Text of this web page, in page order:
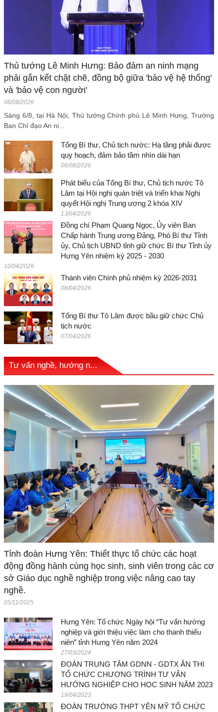
Thủ tướng Lê Minh Hưng: Bảo đảm an ninh mạng
phải gắn kết chặt chẽ, đồng bộ giữa 'bảo vệ hệ thống'
và 'bảo vệ con người'
06/08/2026
Sáng 6/8, tại Hà Nội, Thủ tướng Chính phủ Lê Minh Hưng, Trưởng
Ban Chỉ đạo An ni...
Tổng Bí thư, Chủ tịch nước: Hạ tầng phải được
quy hoạch, đảm bảo tầm nhìn dài hạn
06/08/2026
Phát biểu của Tổng Bí thư, Chủ tịch nước Tô
Lâm tại Hội nghị quán triệt và triển khai Nghị
quyết Hội nghị Trung ương 2 khóa XIV
13/04/2026
Đồng chí Phạm Quang Ngọc, Ủy viên Ban
Chấp hành Trung ương Đảng, Phó Bí thư Tỉnh
ủy, Chủ tịch UBND tỉnh giữ chức Bí thư Tỉnh ủy
Hưng Yên nhiệm kỳ 2025 - 2030
10/04/2026
Thành viên Chính phủ nhiệm kỳ 2026-2031
08/04/2026
Tổng Bí thư Tô Lâm được bầu giữ chức Chủ
tịch nước
07/04/2026
Tư vấn nghề, hướng n...
Tỉnh đoàn Hưng Yên: Thiết thực tổ chức các hoạt
động đồng hành cùng học sinh, sinh viên trong các cơ
sở Giáo dục nghề nghiệp trong việc nâng cao tay
nghề.
05/11/2025
Hưng Yên: Tổ chức Ngày hội “Tư vấn hướng
nghiệp và giới thiệu việc làm cho thanh thiếu
niên” tỉnh Hưng Yên năm 2024
27/03/2024
ĐOÀN TRUNG TÂM GDNN - GDTX ÂN THI
TỔ CHỨC CHƯƠNG TRÌNH TƯ VẤN
HƯỚNG NGHIỆP CHO HỌC SINH NĂM 2023
19/04/2023
ĐOÀN TRƯỜNG THPT YÊN MỸ TỔ CHỨC